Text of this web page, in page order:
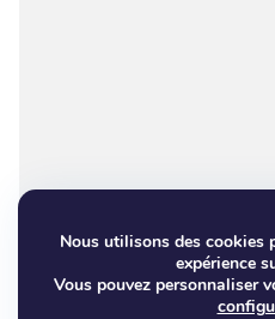
Nous utilisons des cookies
expérience
Vous pouvez personnaliser